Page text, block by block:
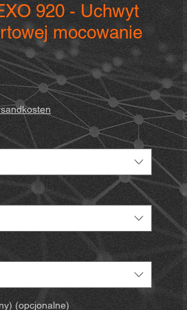
920 - Uchwyt
mocowanie
(opcjonalne)